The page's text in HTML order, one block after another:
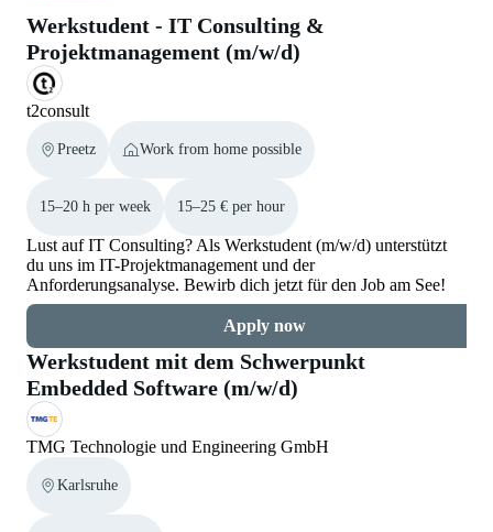
Werkstudent - IT Consulting &
Projektmanagement (m/w/d)
t2consult
Preetz Work from home possible
15–20 h per week 15–25 € per hour
Lust auf IT Consulting? Als Werkstudent (m/w/d) unterstützt
du uns im IT-Projektmanagement und der
Anforderungsanalyse. Bewirb dich jetzt für den Job am See!
Apply now
Werkstudent mit dem Schwerpunkt
Embedded Software (m/w/d)
TMG Technologie und Engineering GmbH
Karlsruhe